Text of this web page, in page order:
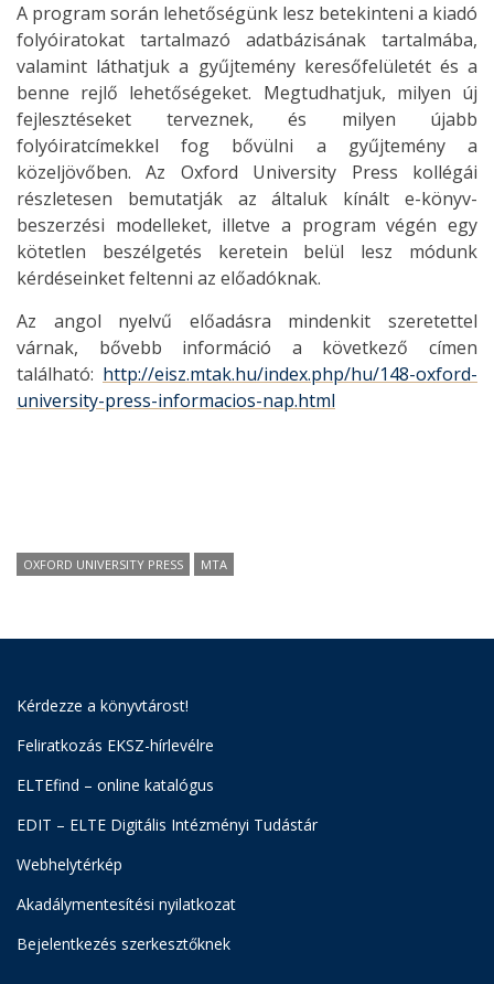
A program során lehetőségünk lesz betekinteni a kiadó
folyóiratokat tartalmazó adatbázisának tartalmába,
valamint láthatjuk a gyűjtemény keresőfelületét és a
benne rejlő lehetőségeket. Megtudhatjuk, milyen új
fejlesztéseket terveznek, és milyen újabb
folyóiratcímekkel fog bővülni a gyűjtemény a
közeljövőben. Az Oxford University Press kollégái
részletesen bemutatják az általuk kínált e-könyv-
beszerzési modelleket, illetve a program végén egy
kötetlen beszélgetés keretein belül lesz módunk
kérdéseinket feltenni az előadóknak.
Az angol nyelvű előadásra mindenkit szeretettel
várnak, bővebb információ a következő címen
található: http://eisz.mtak.hu/index.php/hu/148-oxford-
university-press-informacios-nap.html
OXFORD UNIVERSITY PRESS MTA
Kérdezze a könyvtárost!
Feliratkozás EKSZ-hírlevélre
ELTEfind – online katalógus
EDIT – ELTE Digitális Intézményi Tudástár
Webhelytérkép
Akadálymentesítési nyilatkozat
Bejelentkezés szerkesztőknek